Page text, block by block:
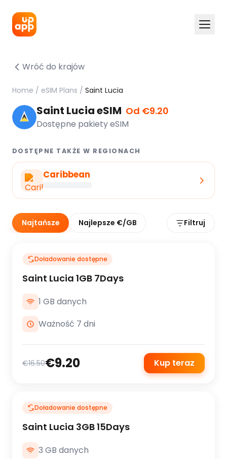
Wróć do krajów
Home / eSIM Plans / Saint Lucia
Saint Lucia eSIM Od €9.20
Dostępne pakiety eSIM
DOSTĘPNE TAKŻE W REGIONACH
Caribbean
Najtańsze Najlepsze €/GB Filtruj
Doładowanie dostępne
Saint Lucia 1GB 7Days
1 GB danych
Ważność 7 dni
€16.50€9.20 Kup teraz
Doładowanie dostępne
Saint Lucia 3GB 15Days
3 GB danych